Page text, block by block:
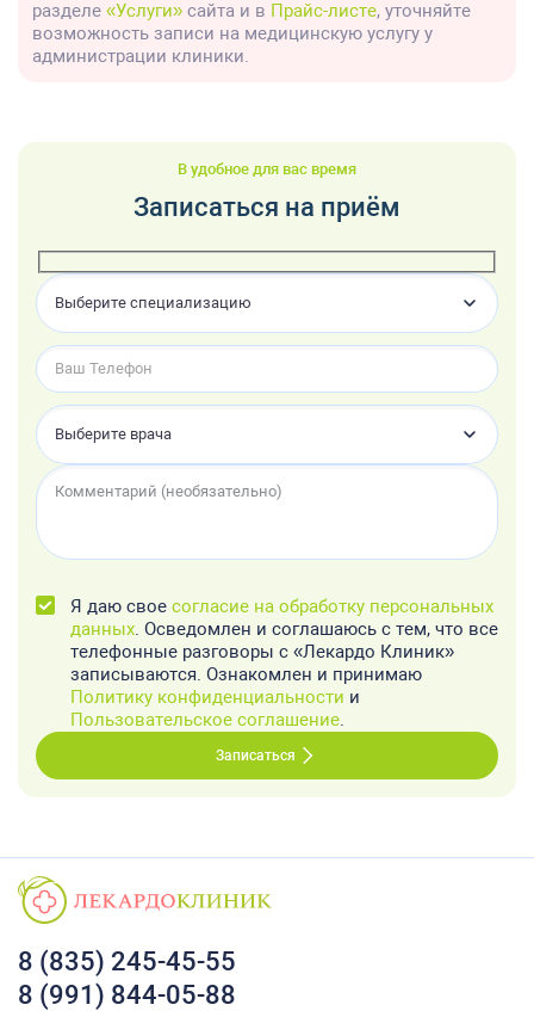
разделе «Услуги» сайта и в Прайс-листе, уточняйте
возможность записи на медицинскую услугу у
администрации клиники.
В удобное для вас время
Записаться на приём
Выберите специализацию
Выберите врача
Я даю свое согласие на обработку персональных
данных. Осведомлен и соглашаюсь с тем, что все
телефонные разговоры с «Лекардо Клиник»
записываются. Ознакомлен и принимаю
Политику конфиденциальности и
Пользовательское соглашение.
Записаться
8 (835) 245-45-55
8 (991) 844-05-88